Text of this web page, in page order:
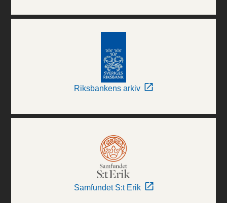
Riksbankens arkiv
Samfundet S:t Erik